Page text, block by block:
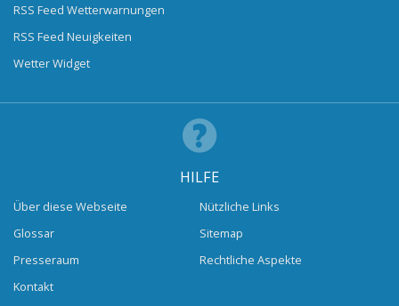
RSS Feed Wetterwarnungen
RSS Feed Neuigkeiten
Wetter Widget
HILFE
Über diese Webseite
Glossar
Presseraum
Kontakt
Nützliche Links
Sitemap
Rechtliche Aspekte